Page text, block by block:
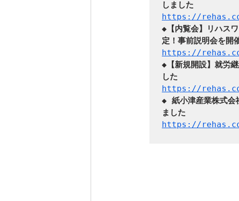
https://
◆【内覧会】リハス
定！事前説明会を開
https://
◆【新規開設】就労
https://
◆ 紙小津産業株式会
https://